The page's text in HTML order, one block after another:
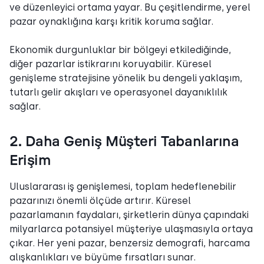
ve düzenleyici ortama yayar. Bu çeşitlendirme, yerel
pazar oynaklığına karşı kritik koruma sağlar.
Ekonomik durgunluklar bir bölgeyi etkilediğinde,
diğer pazarlar istikrarını koruyabilir. Küresel
genişleme stratejisine yönelik bu dengeli yaklaşım,
tutarlı gelir akışları ve operasyonel dayanıklılık
sağlar.
2. Daha Geniş Müşteri Tabanlarına
Erişim
Uluslararası iş genişlemesi, toplam hedeflenebilir
pazarınızı önemli ölçüde artırır. Küresel
pazarlamanın faydaları, şirketlerin dünya çapındaki
milyarlarca potansiyel müşteriye ulaşmasıyla ortaya
çıkar. Her yeni pazar, benzersiz demografi, harcama
alışkanlıkları ve büyüme fırsatları sunar.